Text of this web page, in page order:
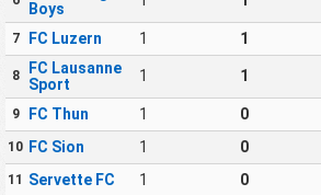
Boys
7 FC Luzern 1 1
8
FC Lausanne
Sport
1 1
9 FC Thun 1 0
10 FC Sion 1 0
11 Servette FC 1 0